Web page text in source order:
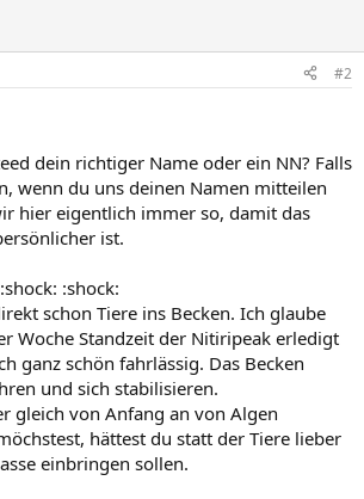
#2
dein richtiger Name oder ein NN? Falls
wenn du uns deinen Namen mitteilen
hier eigentlich immer so, damit das
ist.
:shock:
schon Tiere ins Becken. Ich glaube
Woche Standzeit der Nitiripeak erledigt
ganz schön fahrlässig. Das Becken
und sich stabilisieren.
gleich von Anfang an von Algen
hättest du statt der Tiere lieber
einbringen sollen.